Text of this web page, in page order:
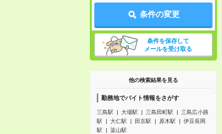
条件の変更
条件を保存して
メールを受け取る
他の検索結果を見る
勤務地でバイト情報をさがす
三島駅 大場駅 三島田町駅
三島広小路
駅
大仁駅 田京駅 原木駅
伊豆長岡
駅
韮山駅